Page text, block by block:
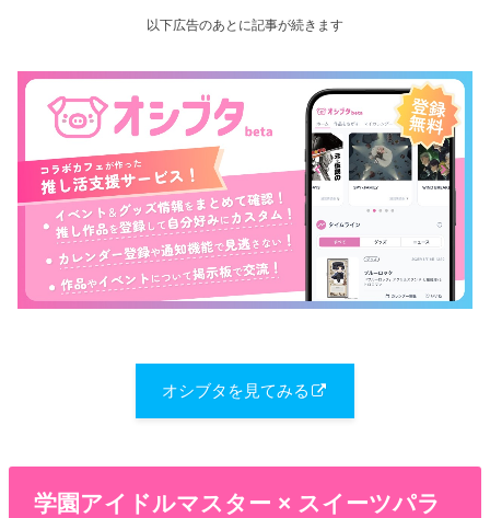
以下広告のあとに記事が続きます
オシブタを見てみる
学園アイドルマスター × スイーツパラ